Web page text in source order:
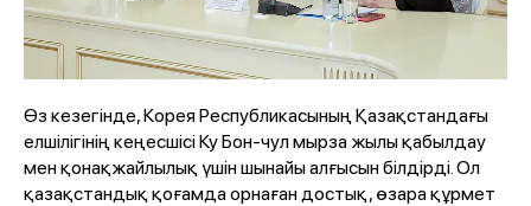
Өз кезегінде, Корея Республикасының Қазақстандағы
елшілігінің кеңесшісі Ку Бон-чул мырза жылы қабылдау
мен қонақжайлылық үшін шынайы алғысын білдірді. Ол
қазақстандық қоғамда орнаған достық, өзара құрмет